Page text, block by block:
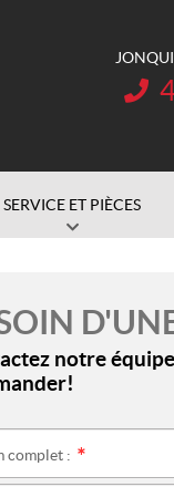
SERVICE ET PIÈCES
notre
complet :